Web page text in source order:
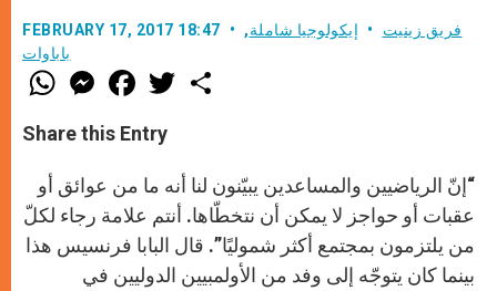
FEBRUARY 17, 2017 18:47 فريق زينيت إيكولوجيا شاملة,
باباوات
W
h
t
s
p
p
M
e
s
e
g
e
r
F
a
e
b
o
k
w
r
Share this Entry
“إنّ الرياضيين والمساعدين يبيّنون لنا أنه ما من عوائق أو
عقبات أو حواجز لا يمكن أن نتخطّاها. أنتم علامة رجاء لكلّ
من يلتزمون بمجتمع أكثر شموليًا”. قال البابا فرنسيس هذا
بينما كان يتوجّه إلى وفد من الأولمبيين الدوليين في